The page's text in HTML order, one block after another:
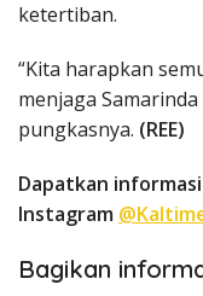
ketertiban.
“Kita harapkan
menjaga
pungkasnya. (REE)
Dapatkan
Instagram
Bagikan